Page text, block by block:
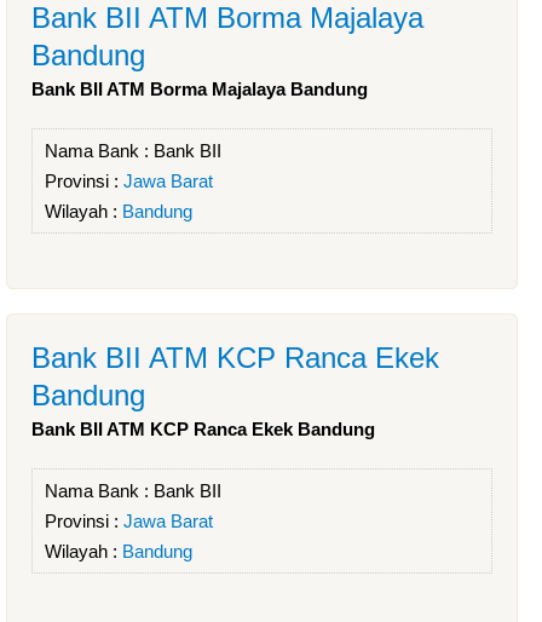
Bank BII ATM Borma Majalaya
Bandung
Bank BII ATM Borma Majalaya Bandung
Nama Bank : Bank BII
Provinsi : Jawa Barat
Wilayah : Bandung
Bank BII ATM KCP Ranca Ekek
Bandung
Bank BII ATM KCP Ranca Ekek Bandung
Nama Bank : Bank BII
Provinsi : Jawa Barat
Wilayah : Bandung